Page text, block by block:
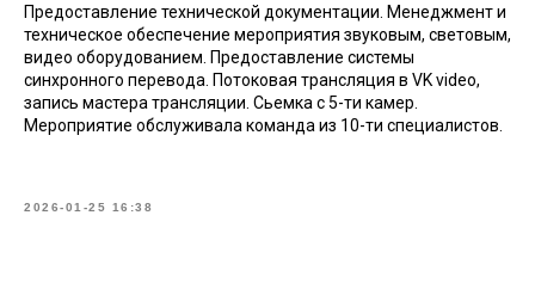
Предоставление технической документации. Менеджмент и
техническое обеспечение мероприятия звуковым, световым,
видео оборудованием. Предоставление системы
синхронного перевода. Потоковая трансляция в VK video,
запись мастера трансляции. Сьемка с 5-ти камер.
Мероприятие обслуживала команда из 10-ти специалистов.
2026-01-25 16:38